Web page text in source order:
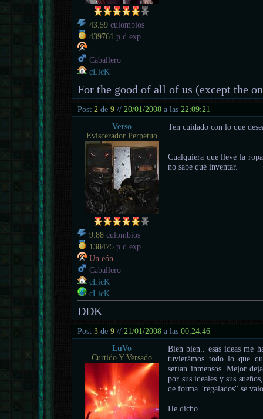
43.59 culombios
439761 p.d.exp.
-
Caballero
cLicK
For the good of all of us (except the
Post 2 de9 // 20/01/2008 a las 22:09:21
Verso
Eviscerador Perpetuo
9.88 culombios
138475 p.d.exp.
Un eón
Caballero
cLicK
cLicK
Ten cuidado con lo que
Cualquiera que lleve la
no sabe qué inventar.
DDK
Post3 de9 // 21/01/2008 a las00:24:46
LuVo
Curtido Y Versado
Bien bien.. esas ideas me
tuvierámos todo lo que
serían inmensos. Mejor
por sus ideales y sus
de forma "regalados" se
He dicho.